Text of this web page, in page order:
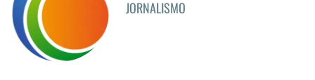
JORNALISMO